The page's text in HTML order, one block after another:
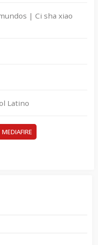
| Ci sha xiao
Latino
MEDIAFIRE